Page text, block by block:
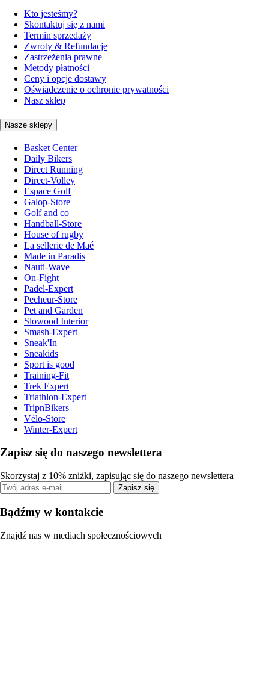
Kto jesteśmy?
Skontaktuj się z nami
Termin sprzedaży
Zwroty & Refundacje
Zastrzeżenia prawne
Metody płatności
Ceny i opcje dostawy
Oświadczenie o ochronie prywatności
Nasz sklep
Nasze sklepy
Basket Center
Daily Bikers
Direct Running
Direct-Volley
Espace Golf
Galop-Store
Golf and co
Handball-Store
House of rugby
La sellerie de Maé
Made in Paradis
Nauti-Wave
On-Fight
Padel-Expert
Pecheur-Store
Pet and Garden
Slowood Interior
Smash-Expert
Sneak'In
Sneakids
Sport is good
Training-Fit
Trek Expert
Triathlon-Expert
TripnBikers
Vélo-Store
Winter-Expert
Zapisz się do naszego newslettera
Skorzystaj z 10% zniżki, zapisując się do naszego newslettera
Zapisz się
Bądźmy w kontakcie
Znajdź nas w mediach społecznościowych